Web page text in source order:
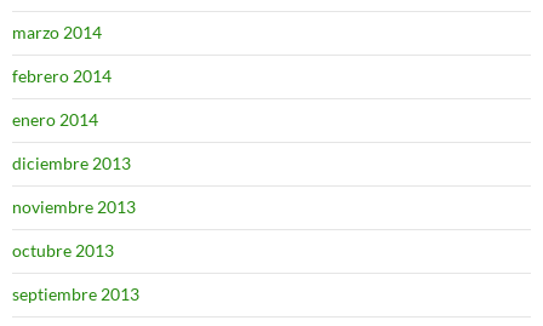
marzo 2014
febrero 2014
enero 2014
diciembre 2013
noviembre 2013
octubre 2013
septiembre 2013